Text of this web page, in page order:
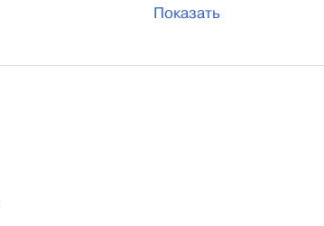
Показать